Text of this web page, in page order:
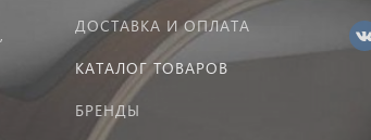
ДОСТАВКА И ОПЛАТА
КАТАЛОГ ТОВАРОВ
БРЕНДЫ